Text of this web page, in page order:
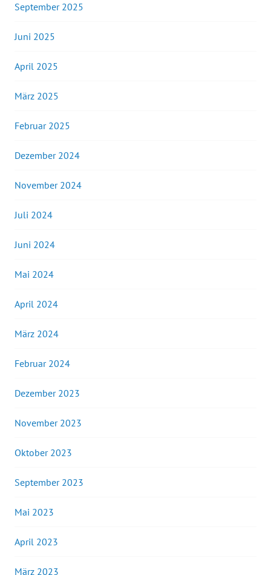
September 2025
Juni 2025
April 2025
März 2025
Februar 2025
Dezember 2024
November 2024
Juli 2024
Juni 2024
Mai 2024
April 2024
März 2024
Februar 2024
Dezember 2023
November 2023
Oktober 2023
September 2023
Mai 2023
April 2023
März 2023